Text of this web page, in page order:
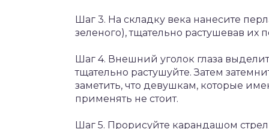
Шаг 3. На складку века нанесите
зеленого), тщательно растушевав их
Шаг 4. Внешний уголок глаза
тщательно растушуйте. Затем
заметить, что девушкам, которые
применять не стоит.
Шаг 5. Прорисуйте карандашом